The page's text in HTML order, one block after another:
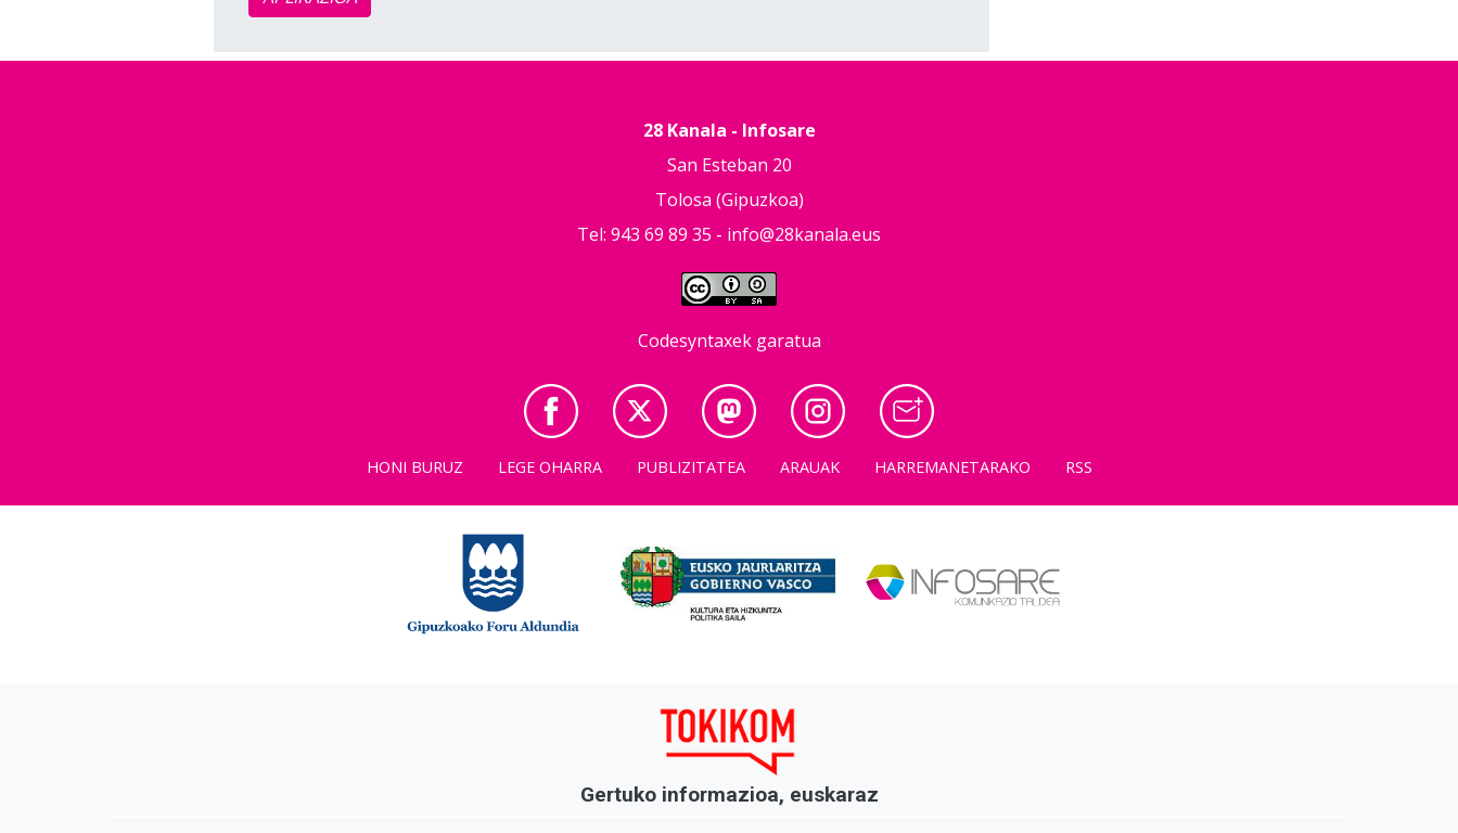
28 Kanala - Infosare
San Esteban 20
Tolosa (Gipuzkoa)
Tel: 943 69 89 35 - info@28kanala.eus
Codesyntaxek garatua
HONI BURUZ LEGE OHARRA PUBLIZITATEA ARAUAK HARREMANETARAKO RSS
Gertuko informazioa, euskaraz